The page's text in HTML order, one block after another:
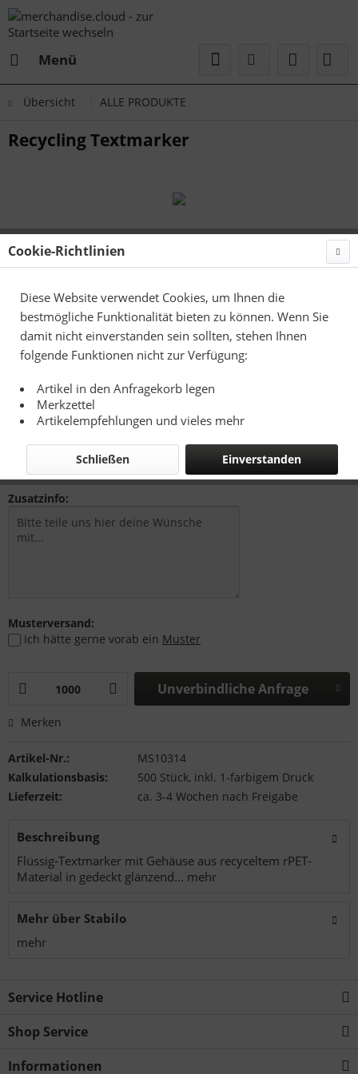
Menü
Übersicht ALLE PRODUKTE
Recycling Textmarker
0,90 € *
Richtpreise - Siehe Kalkulationsbasis
Zusatzinfo:
Musterversand:
Ich hätte gerne vorab ein Muster
Unverbindliche Anfrage
Merken
Artikel-Nr.:
MS10314
Kalkulationsbasis:
500 Stück, inkl. 1-farbigem Druck
Lieferzeit:
ca. 3-4 Wochen nach Freigabe
Beschreibung
Flüssig-Textmarker mit Gehäuse aus recyceltem rPET-
Material in gedeckt glänzend... mehr
Mehr über Stabilo
mehr
Service Hotline
Shop Service
Informationen
Cookie-Richtlinien
Diese Website verwendet Cookies, um Ihnen die
bestmögliche Funktionalität bieten zu können. Wenn Sie
damit nicht einverstanden sein sollten, stehen Ihnen
folgende Funktionen nicht zur Verfügung:
Artikel in den Anfragekorb legen
Merkzettel
Artikelempfehlungen und vieles mehr
Einverstanden
Schließen